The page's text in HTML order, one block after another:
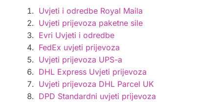
Uvjeti i odredbe Royal Maila
Uvjeti prijevoza paketne sile
Evri Uvjeti i odredbe
FedEx uvjeti prijevoza
Uvjeti prijevoza UPS-a
DHL Express Uvjeti prijevoza
Uvjeti prijevoza DHL Parcel UK
DPD Standardni uvjeti prijevoza